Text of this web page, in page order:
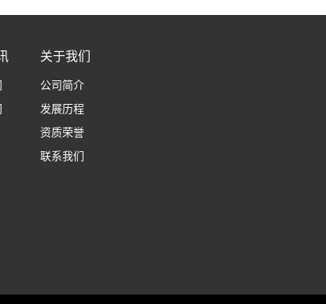
关于我们
公司简介
发展历程
资质荣誉
联系我们